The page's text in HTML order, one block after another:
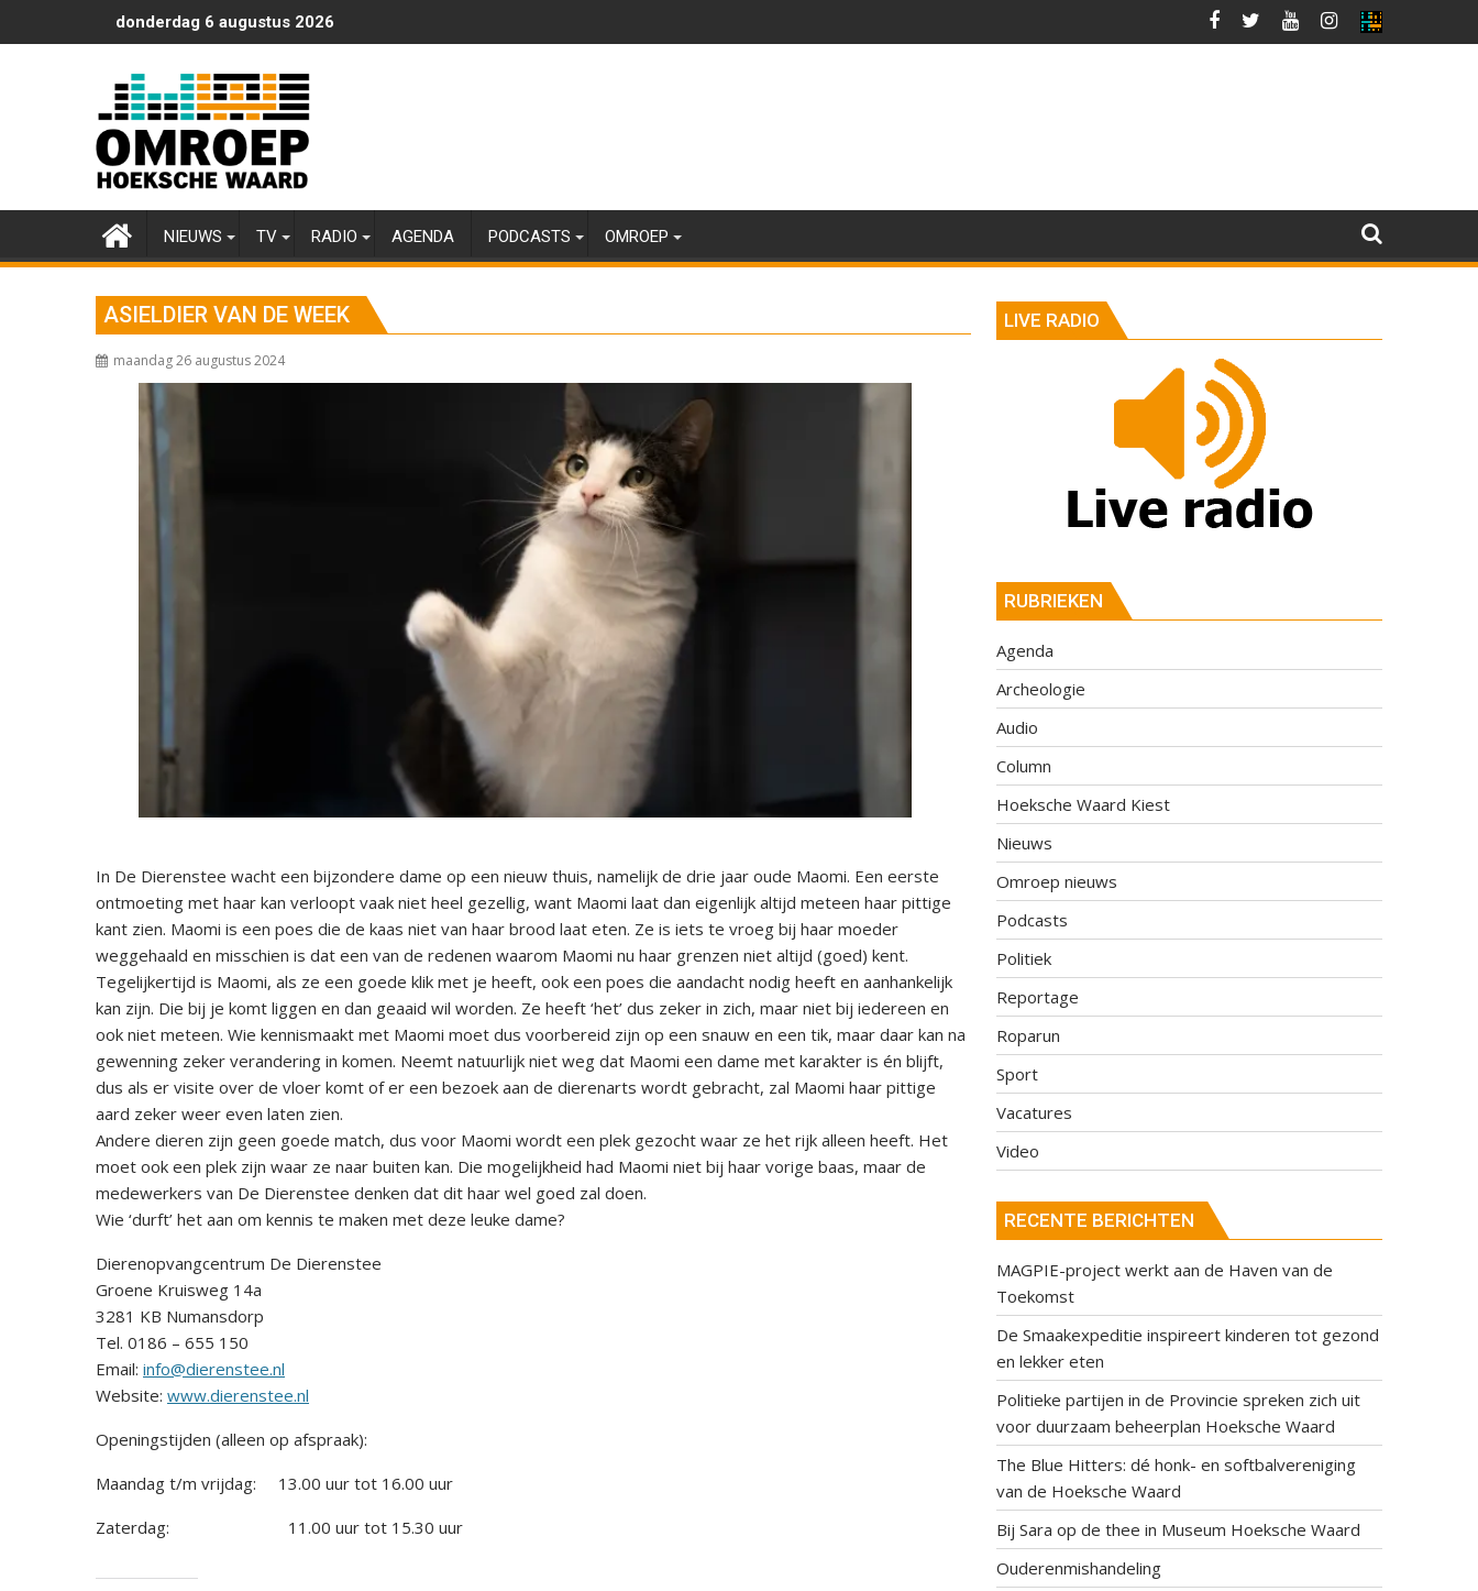
naar
donderdag 6 augustus 2026
NIEUWS TV RADIO AGENDA PODCASTS OMROEP
ASIELDIER VAN DE WEEK
maandag 26 augustus 2024
In De Dierenstee wacht een bijzondere dame op een nieuw thuis, namelijk de drie jaar oude Maomi. Een eerste
ontmoeting met haar kan verloopt vaak niet heel gezellig, want Maomi laat dan eigenlijk altijd meteen haar pittige
kant zien. Maomi is een poes die de kaas niet van haar brood laat eten. Ze is iets te vroeg bij haar moeder
weggehaald en misschien is dat een van de redenen waarom Maomi nu haar grenzen niet altijd (goed) kent.
Tegelijkertijd is Maomi, als ze een goede klik met je heeft, ook een poes die aandacht nodig heeft en aanhankelijk
kan zijn. Die bij je komt liggen en dan geaaid wil worden. Ze heeft ‘het’ dus zeker in zich, maar niet bij iedereen en
ook niet meteen. Wie kennismaakt met Maomi moet dus voorbereid zijn op een snauw en een tik, maar daar kan na
gewenning zeker verandering in komen. Neemt natuurlijk niet weg dat Maomi een dame met karakter is én blijft,
dus als er visite over de vloer komt of er een bezoek aan de dierenarts wordt gebracht, zal Maomi haar pittige
aard zeker weer even laten zien.
Andere dieren zijn geen goede match, dus voor Maomi wordt een plek gezocht waar ze het rijk alleen heeft. Het
moet ook een plek zijn waar ze naar buiten kan. Die mogelijkheid had Maomi niet bij haar vorige baas, maar de
medewerkers van De Dierenstee denken dat dit haar wel goed zal doen.
Wie ‘durft’ het aan om kennis te maken met deze leuke dame?
Dierenopvangcentrum De Dierenstee
Groene Kruisweg 14a
3281 KB Numansdorp
Tel. 0186 – 655 150
Email: info@dierenstee.nl
Website: www.dierenstee.nl
Openingstijden (alleen op afspraak):
Maandag t/m vrijdag: 13.00 uur tot 16.00 uur
Zaterdag: 11.00 uur tot 15.30 uur
LIVE RADIO
RUBRIEKEN
Agenda
Archeologie
Audio
Column
Hoeksche Waard Kiest
Nieuws
Omroep nieuws
Podcasts
Politiek
Reportage
Roparun
Sport
Vacatures
Video
RECENTE BERICHTEN
MAGPIE-project werkt aan de Haven van de
Toekomst
De Smaakexpeditie inspireert kinderen tot gezond
en lekker eten
Politieke partijen in de Provincie spreken zich uit
voor duurzaam beheerplan Hoeksche Waard
The Blue Hitters: dé honk- en softbalvereniging
van de Hoeksche Waard
Bij Sara op de thee in Museum Hoeksche Waard
Ouderenmishandeling